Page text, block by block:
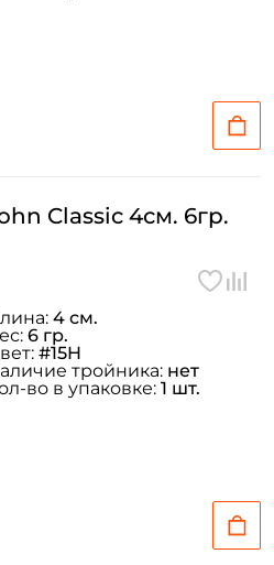
Classic 4см. 6гр.
4 см.
6 гр.
#15H
тройника: нет
во в упаковке: 1 шт.